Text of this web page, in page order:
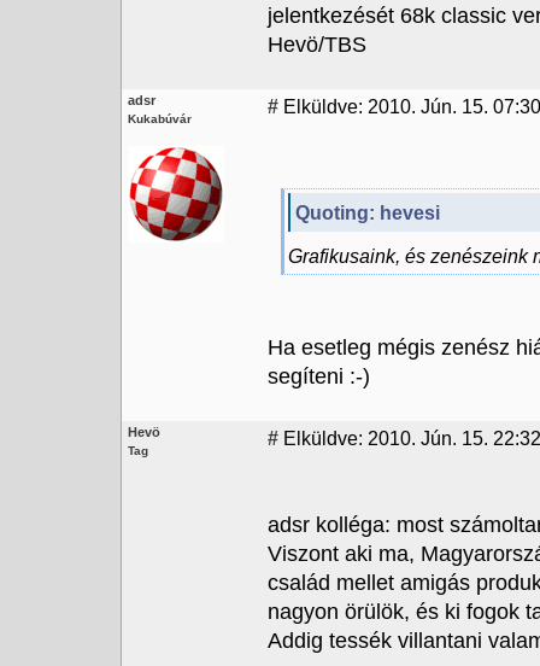
jelentkezését 68k classic
Hevö/TBS
adsr
Kukabúvár
# Elküldve: 2010. Jún. 15. 07:30
Quoting: hevesi
Grafikusaink, és zenészeink
Ha esetleg mégis zenész
segíteni :-)
Hevö
Tag
# Elküldve: 2010. Jún. 15. 22:32
adsr kolléga: most
Viszont aki ma,
család mellet amigás
nagyon örülök, és ki fogok
Addig tessék villantani